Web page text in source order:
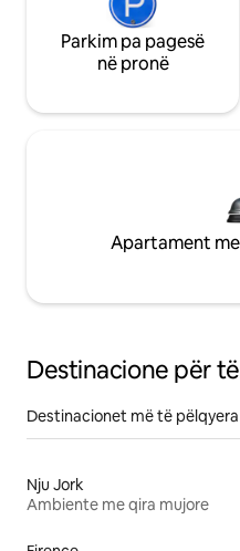
Parkim pa pagesë
në pronë
Apartament
Destinacione për
Destinacionet më të
Nju Jork
Ambiente me qira mujore